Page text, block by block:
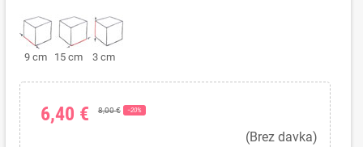
9 cm 15 cm 3 cm
6,40 € 8,00 € −20%
(Brez davka)